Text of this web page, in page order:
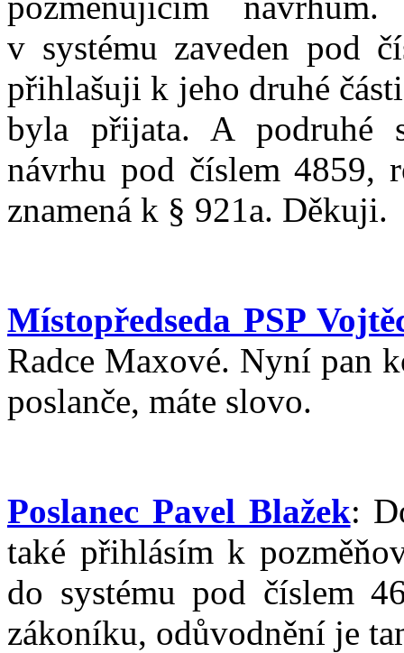
v systému zaveden pod
přihlašuji k jeho druhé
byla přijata. A podruhé
návrhu pod číslem 4859,
znamená k § 921a. Děkuji.
Místopředseda PSP
Radce Maxové. Nyní pan
poslanče, máte slovo.
Poslanec Pavel Blažek:
také přihlásím k
do systému pod číslem
zákoníku, odůvodnění je